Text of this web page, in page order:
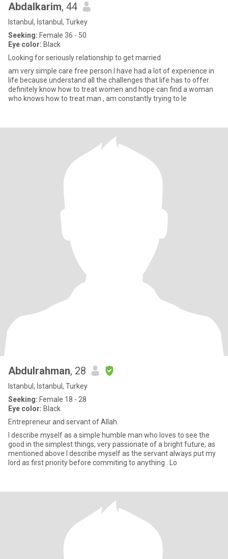
Abdalkarim, 44
Istanbul, İstanbul, Turkey
Seeking: Female 36 - 50
Eye color: Black
Looking for seriously relationship to get married
am very simple care free person.I have had a lot of experience in
life because understand all the challenges that life has to offer.
definitely know how to treat women and hope can find a woman
who knows how to treat man , am constantly trying to le
Abdulrahman, 28
Istanbul, İstanbul, Turkey
Seeking: Female 18 - 28
Eye color: Black
Entrepreneur and servant of Allah.
I describe myself as a simple humble man who loves to see the
good in the simplest things, very passionate of a bright future, as
mentioned above I describe myself as the servant always put my
lord as first priority before commiting to anything . Lo